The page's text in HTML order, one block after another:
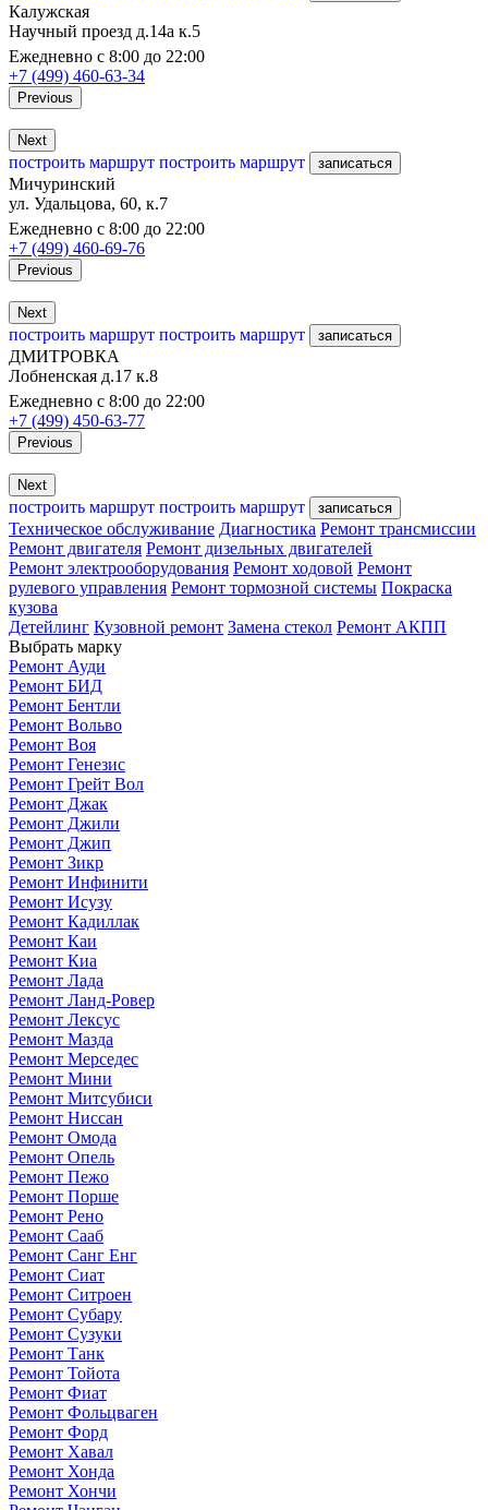
Калужская
Научный проезд д.14а к.5
Ежедневно с 8:00 до 22:00
+7 (499) 460-63-34
Previous
Next
построить маршрут построить маршрут записаться
Мичуринский
ул. Удальцова, 60, к.7
Ежедневно с 8:00 до 22:00
+7 (499) 460-69-76
Previous
Next
построить маршрут построить маршрут записаться
ДМИТРОВКА
Лобненская д.17 к.8
Ежедневно с 8:00 до 22:00
+7 (499) 450-63-77
Previous
Next
построить маршрут построить маршрут записаться
Техническое обслуживание Диагностика Ремонт трансмиссии
Ремонт двигателя Ремонт дизельных двигателей
Ремонт электрооборудования Ремонт ходовой Ремонт
рулевого управления Ремонт тормозной системы Покраска
кузова
Детейлинг Кузовной ремонт Замена стекол Ремонт АКПП
Выбрать марку
Ремонт Ауди
Ремонт БИД
Ремонт Бентли
Ремонт Вольво
Ремонт Воя
Ремонт Генезис
Ремонт Грейт Вол
Ремонт Джак
Ремонт Джили
Ремонт Джип
Ремонт Зикр
Ремонт Инфинити
Ремонт Исузу
Ремонт Кадиллак
Ремонт Каи
Ремонт Киа
Ремонт Лада
Ремонт Ланд-Ровер
Ремонт Лексус
Ремонт Мазда
Ремонт Мерседес
Ремонт Мини
Ремонт Митсубиси
Ремонт Ниссан
Ремонт Омода
Ремонт Опель
Ремонт Пежо
Ремонт Порше
Ремонт Рено
Ремонт Сааб
Ремонт Санг Енг
Ремонт Сиат
Ремонт Ситроен
Ремонт Субару
Ремонт Сузуки
Ремонт Танк
Ремонт Тойота
Ремонт Фиат
Ремонт Фольцваген
Ремонт Форд
Ремонт Хавал
Ремонт Хонда
Ремонт Хончи